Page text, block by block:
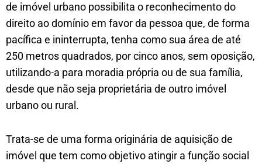
de imóvel urbano possibilita o reconhecimento do
direito ao domínio em favor da pessoa que, de forma
pacífica e ininterrupta, tenha como sua área de até
250 metros quadrados, por cinco anos, sem oposição,
utilizando-a para moradia própria ou de sua família,
desde que não seja proprietária de outro imóvel
urbano ou rural.
Trata-se de uma forma originária de aquisição de
imóvel que tem como objetivo atingir a função social